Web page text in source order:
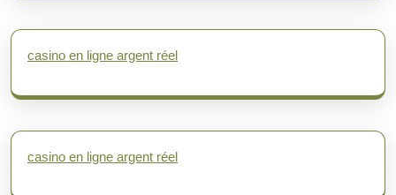
casino en ligne argent réel
casino en ligne argent réel